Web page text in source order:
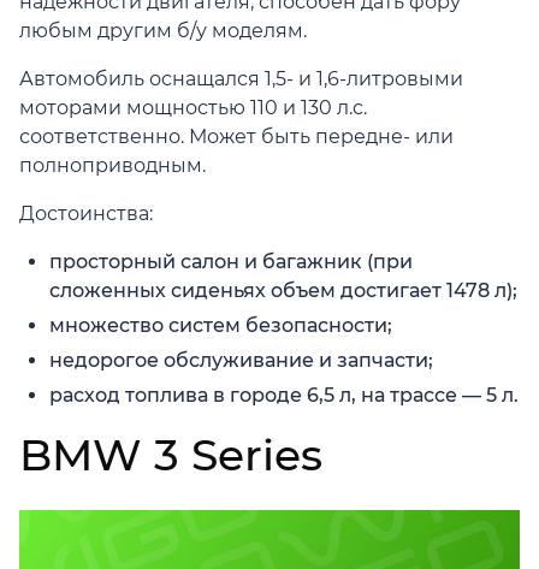
любым другим б/у моделям.
Автомобиль оснащался 1,5- и 1,6-литровыми
моторами мощностью 110 и 130 л.с.
соответственно. Может быть передне- или
полноприводным.
Достоинства:
просторный салон и багажник (при
сложенных сиденьях объем достигает 1478 л);
множество систем безопасности;
недорогое обслуживание и запчасти;
расход топлива в городе 6,5 л, на трассе — 5 л.
BMW 3 Series